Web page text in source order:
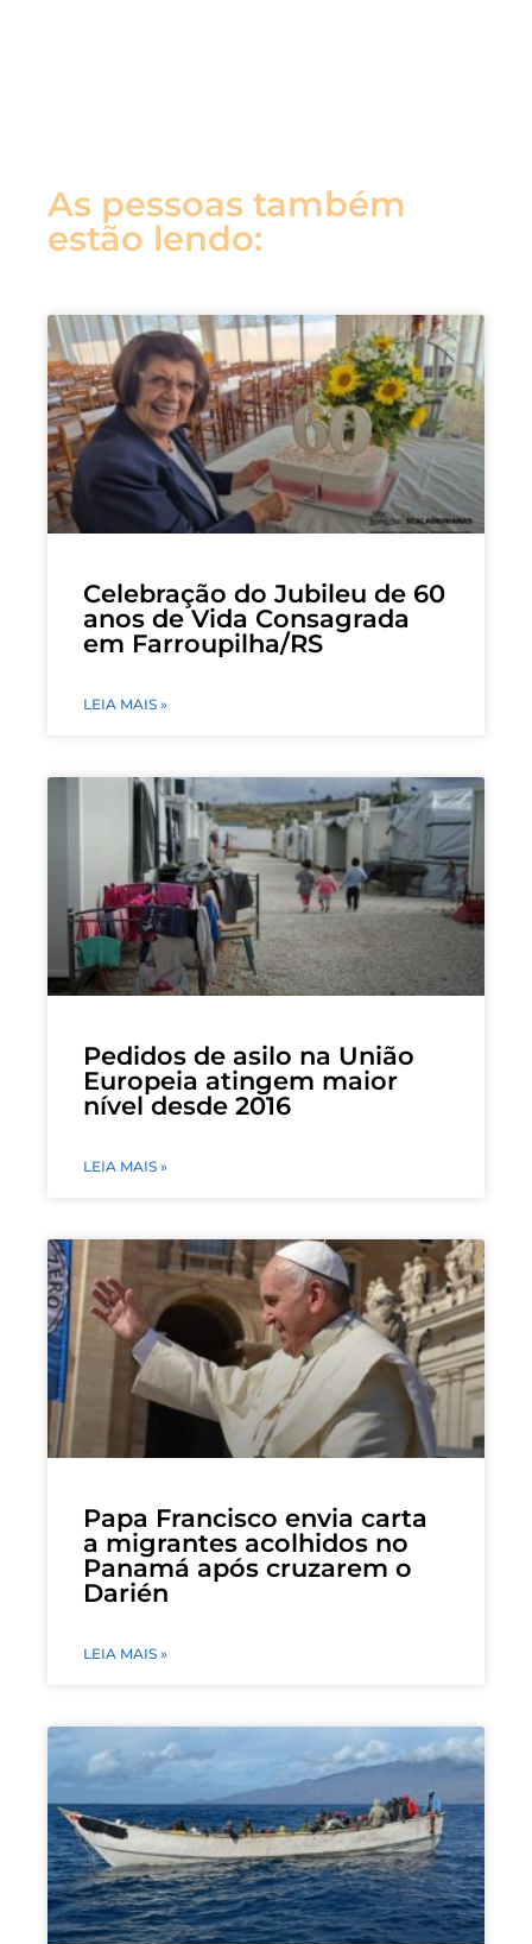
As pessoas também
estão lendo:
Celebração do Jubileu de 60
anos de Vida Consagrada
em Farroupilha/RS
LEIA MAIS »
Pedidos de asilo na União
Europeia atingem maior
nível desde 2016
LEIA MAIS »
Papa Francisco envia carta
a migrantes acolhidos no
Panamá após cruzarem o
Darién
LEIA MAIS »